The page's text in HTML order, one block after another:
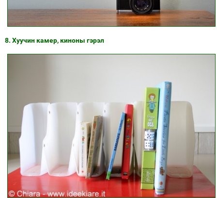
8. Хуучин камер, киноны гэрэл